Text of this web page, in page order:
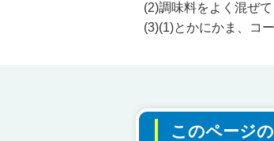
(2)調味料をよく混ぜ
(3)(1)とかにかま、コ
このページ